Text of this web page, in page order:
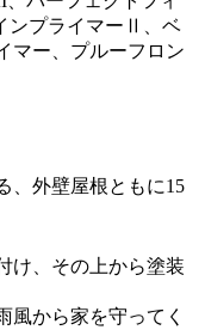
ンプライマーⅡ、ベ
マー、プルーフロン
、外壁屋根ともに15
け、その上から塗装
風から家を守ってく